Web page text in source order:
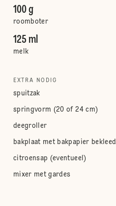
100 g
roomboter
125 ml
melk
EXTRA NODIG
spuitzak
springvorm (20 of 24 cm)
deegroller
bakplaat met bakpapier bekleed
citroensap (eventueel)
mixer met gardes